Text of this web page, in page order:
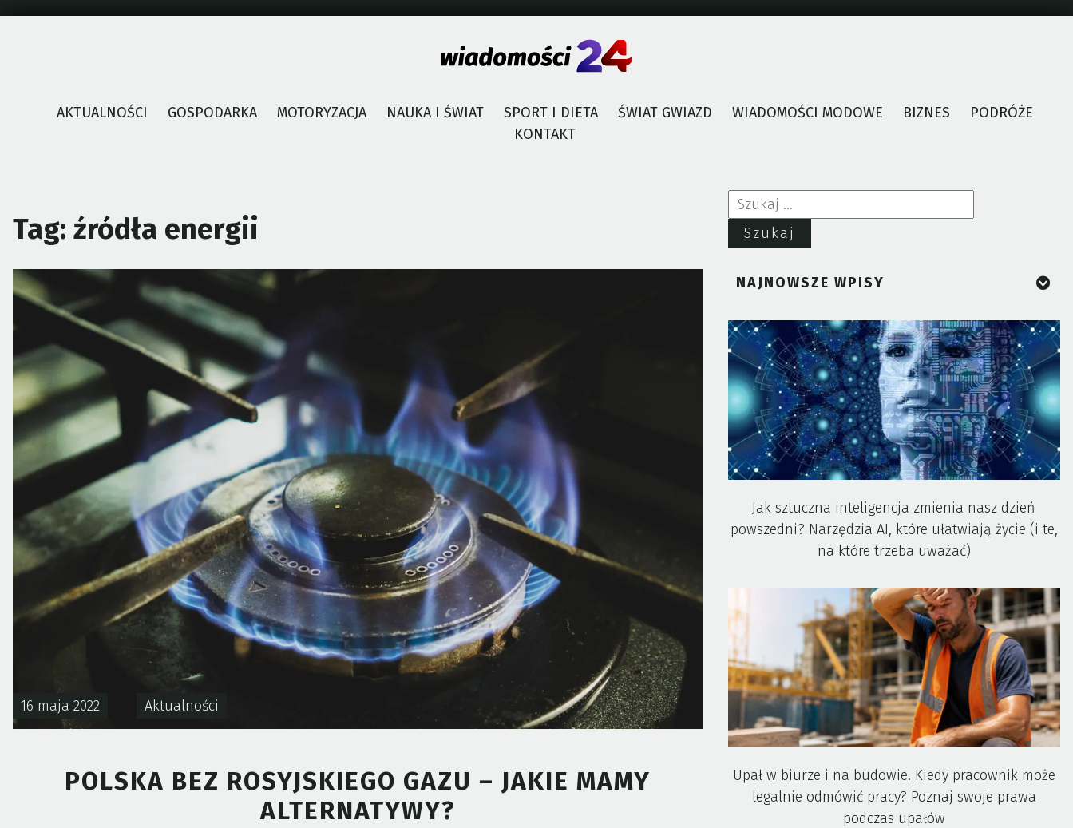
AKTUALNOŚCI GOSPODARKA MOTORYZACJA NAUKA I ŚWIAT SPORT I DIETA ŚWIAT GWIAZD WIADOMOŚCI MODOWE BIZNES
PODRÓŻE
KONTAKT
Tag: źródła energii
16 maja 2022 Aktualności
POLSKA BEZ ROSYJSKIEGO GAZU – JAKIE MAMY
ALTERNATYWY?
Szukaj:
NAJNOWSZE WPISY
Jak sztuczna inteligencja zmienia nasz dzień
powszedni? Narzędzia AI, które ułatwiają życie (i te,
na które trzeba uważać)
Upał w biurze i na budowie. Kiedy pracownik może
legalnie odmówić pracy? Poznaj swoje prawa
podczas upałów